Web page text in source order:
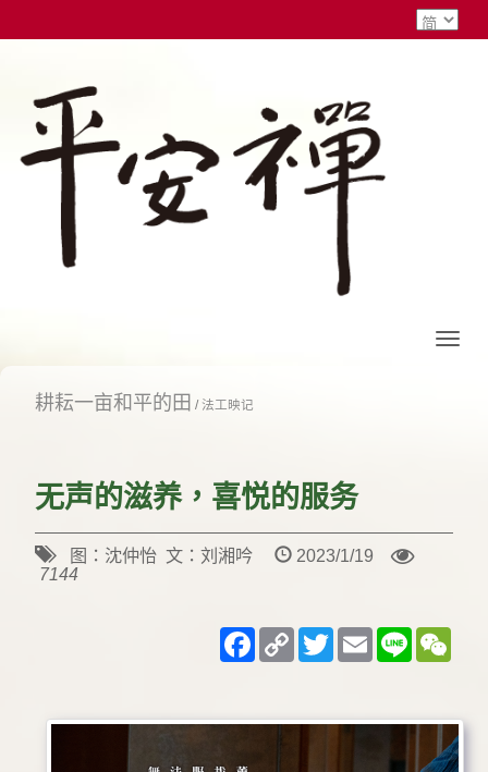
耕耘一亩和平的田 / 法工映记
无声的滋养，喜悦的服务
图：沈仲怡 文：刘湘吟
2023/1/19
7144
Facebook
Copy
Link
TwitterEmailLine